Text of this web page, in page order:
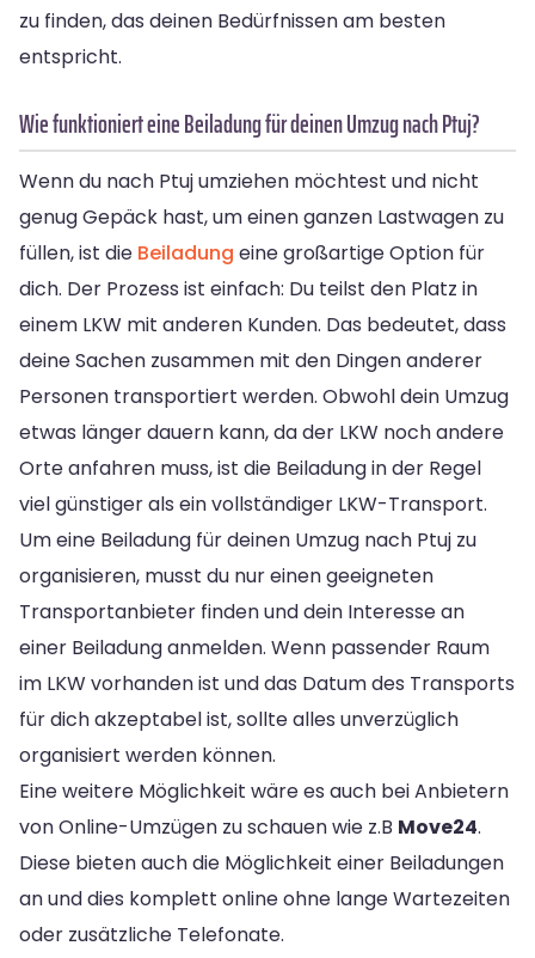
zu finden, das deinen Bedürfnissen am besten
entspricht.
Wie funktioniert eine Beiladung für deinen Umzug nach Ptuj?
Wenn du nach Ptuj umziehen möchtest und nicht
genug Gepäck hast, um einen ganzen Lastwagen zu
füllen, ist die Beiladung eine großartige Option für
dich. Der Prozess ist einfach: Du teilst den Platz in
einem LKW mit anderen Kunden. Das bedeutet, dass
deine Sachen zusammen mit den Dingen anderer
Personen transportiert werden. Obwohl dein Umzug
etwas länger dauern kann, da der LKW noch andere
Orte anfahren muss, ist die Beiladung in der Regel
viel günstiger als ein vollständiger LKW-Transport.
Um eine Beiladung für deinen Umzug nach Ptuj zu
organisieren, musst du nur einen geeigneten
Transportanbieter finden und dein Interesse an
einer Beiladung anmelden. Wenn passender Raum
im LKW vorhanden ist und das Datum des Transports
für dich akzeptabel ist, sollte alles unverzüglich
organisiert werden können.
Eine weitere Möglichkeit wäre es auch bei Anbietern
von Online-Umzügen zu schauen wie z.B Move24.
Diese bieten auch die Möglichkeit einer Beiladungen
an und dies komplett online ohne lange Wartezeiten
oder zusätzliche Telefonate.